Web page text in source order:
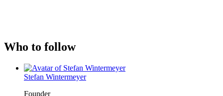
Who to follow
Stefan Wintermeyer
Founder